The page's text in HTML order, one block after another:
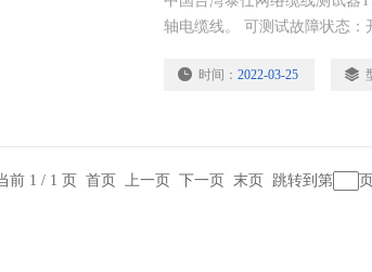
轴电缆线。 可测试故障状态
识别器。 输入端电压过载 (zui
时间： 2022-03-25
前 1 / 1 页 首页 上一页 下一页 末页 跳转到第 页